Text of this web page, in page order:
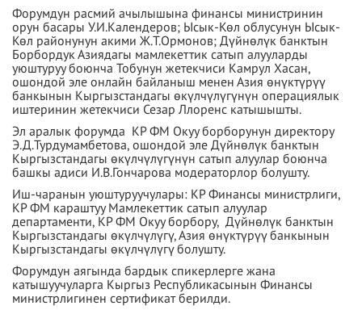
Форумдун расмий ачылышына финансы министринин
орун басары У.И.Календеров; Ысык-Көл облусунун Ысык-
Көл районунун акими Ж.Т.Ормонов; Дүйнөлүк банктын
Борбордук Азиядагы мамлекеттик сатып алууларды
уюштуруу боюнча Тобунун жетекчиси Камрул Хасан,
ошондой эле онлайн байланыш менен Азия өнүктүрүү
банкынын Кыргызстандагы өкүлчүлүгүнүн операциялык
иштеринин жетекчиси Сезар Ллоренс катышышты.
Эл аралык форумда КР ФМ Окуу борборунун директору
Э.Д.Турдумамбетова, ошондой эле Дүйнөлүк банктын
Кыргызстандагы өкүлчүлүгүнүн сатып алуулар боюнча
башкы адиси И.В.Гончарова модераторлор болушту.
Иш-чаранын уюштуруучулары: КР Финансы министрлиги,
КР ФМ караштуу Мамлекеттик сатып алуулар
департаменти, КР ФМ Окуу борбору, Дүйнөлүк банктын
Кыргызстандагы өкүлчүлүгү, Азия өнүктүрүү банкынын
Кыргызстандагы өкүлчүлүгү болушту.
Форумдун аягында бардык спикерлерге жана
катышуучуларга Кыргыз Республикасынын Финансы
министрлигинен сертификат берилди.